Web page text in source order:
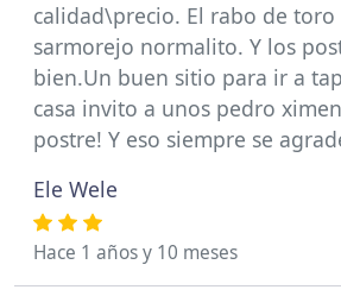
calidad\precio. El rabo de toro
sarmorejo normalito. Y los
bien.Un buen sitio para ir a
casa invito a unos pedro
postre! Y eso siempre se
Ele Wele
Hace 1 años y 10 meses